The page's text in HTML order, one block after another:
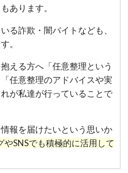
あります。
る詐欺・闇バイトなども、
。
える方へ「任意整理という
任意整理のアドバイスや実
が私達が行っていることで
報を届けたいという思いか
SNSでも積極的に活用して